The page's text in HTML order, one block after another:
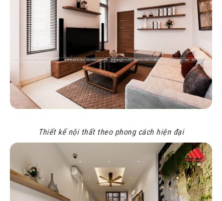
Thiết kế nội thất theo phong cách hiện đại